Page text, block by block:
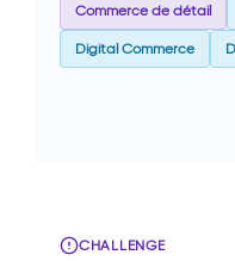
Commerce de détail
Digital Commerce
CHALLENGE